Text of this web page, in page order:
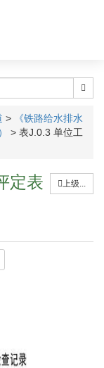
>
《铁路给水排水
> 表J.0.3 单位工
上级...
定表